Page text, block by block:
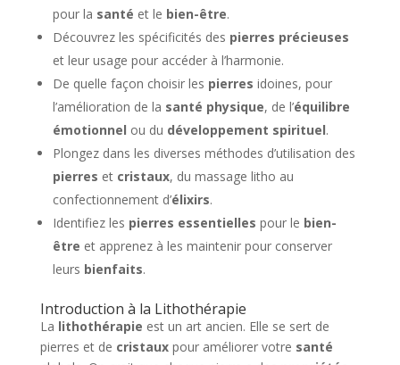
pour la santé et le bien-être.
Découvrez les spécificités des pierres précieuses
et leur usage pour accéder à l’harmonie.
De quelle façon choisir les pierres idoines, pour
l’amélioration de la santé physique, de l’équilibre
émotionnel ou du développement spirituel.
Plongez dans les diverses méthodes d’utilisation des
pierres et cristaux, du massage litho au
confectionnement d’élixirs.
Identifiez les pierres essentielles pour le bien-
être et apprenez à les maintenir pour conserver
leurs bienfaits.
Introduction à la Lithothérapie
La lithothérapie est un art ancien. Elle se sert de
pierres et de cristauxpour améliorer votre santé